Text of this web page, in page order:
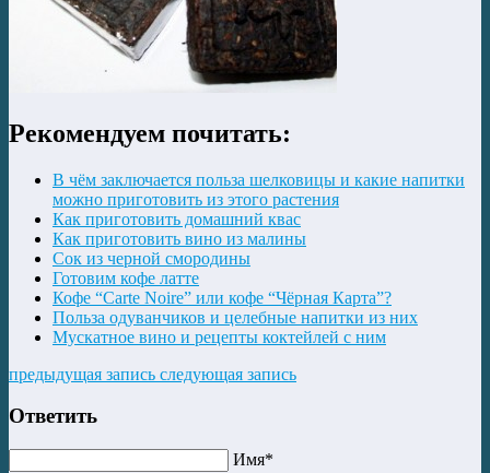
Рекомендуем почитать:
В чём заключается польза шелковицы и какие напитки
можно приготовить из этого растения
Как приготовить домашний квас
Как приготовить вино из малины
Сок из черной смородины
Готовим кофе латте
Кофе “Carte Noire” или кофе “Чёрная Карта”?
Польза одуванчиков и целебные напитки из них
Мускатное вино и рецепты коктейлей с ним
предыдущая запись следующая запись
Ответить
Имя*